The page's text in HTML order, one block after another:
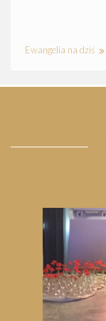
Ewangelia na dziś